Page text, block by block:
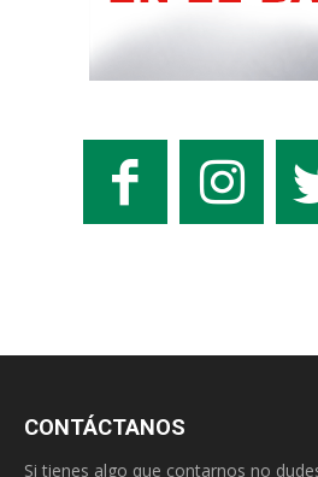
CONTÁCTANOS
Si tienes algo que contarnos no